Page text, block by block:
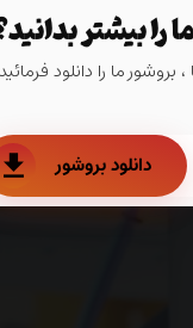
را بیشتر
بروشور ما را دانلود
دانلود بروشور